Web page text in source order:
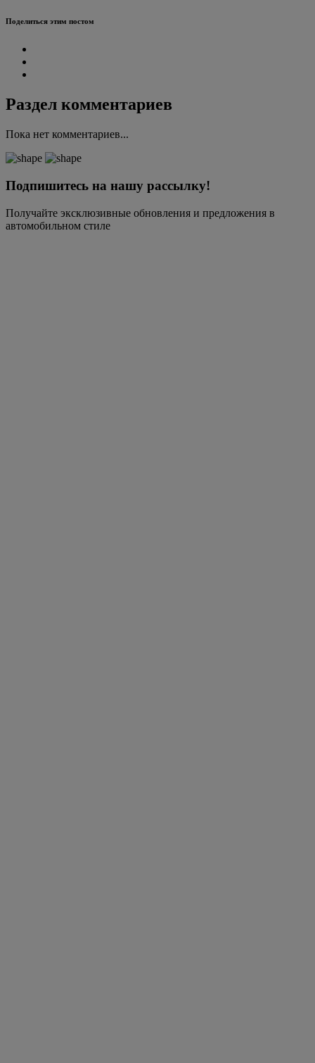
Поделиться этим постом
Раздел комментариев
Пока нет комментариев...
Подпишитесь на нашу рассылку!
Получайте эксклюзивные обновления и предложения в
автомобильном стиле